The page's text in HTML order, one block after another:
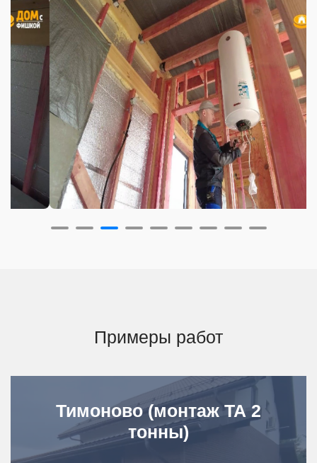
Примеры работ
Тимоново (монтаж ТА 2
тонны)